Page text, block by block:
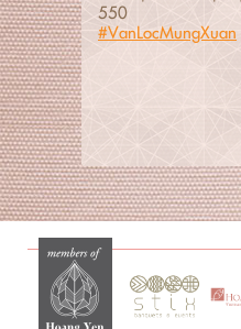
550
#VanLocMungXuan